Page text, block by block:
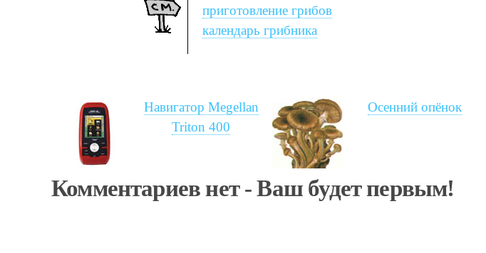
приготовление грибов
календарь грибника
Навигатор Megellan
Triton 400
Осенний опёнок
Комментариев нет - Ваш будет первым!